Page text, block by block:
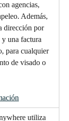
agencias,
Además,
dirección por
y una factura
para cualquier
de visado o
utiliza